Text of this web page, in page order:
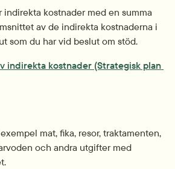
indirekta kostnader med en summa
av de indirekta kostnaderna i
som du har vid beslut om stöd.
indirekta kostnader (Strategisk plan
mat, fika, resor, traktamenten,
och andra utgifter med